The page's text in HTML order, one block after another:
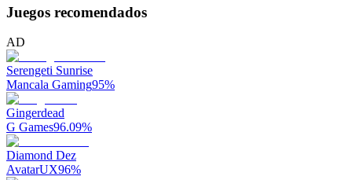
Juegos recomendados
AD
Serengeti Sunrise
Mancala Gaming95%
Gingerdead
G Games96.09%
Diamond Dez
AvatarUX96%